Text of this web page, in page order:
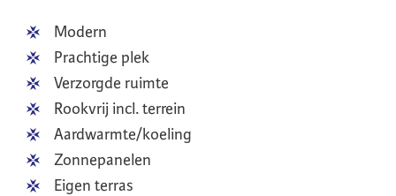
Modern
Prachtige plek
Verzorgde ruimte
Rookvrij incl. terrein
Aardwarmte/koeling
Zonnepanelen
Eigen terras